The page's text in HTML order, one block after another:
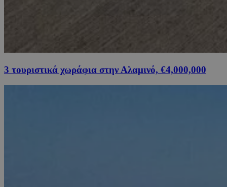
3 τουριστικά χωράφια στην Αλαμινό, €4,000,000